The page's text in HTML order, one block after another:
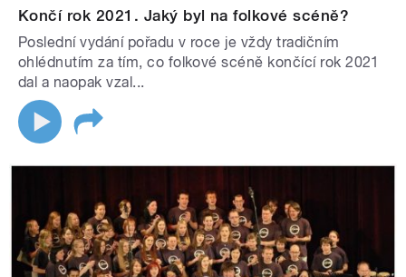
Končí rok 2021. Jaký byl na folkové scéně?
Poslední vydání pořadu v roce je vždy tradičním
ohlédnutím za tím, co folkové scéně končící rok 2021
dal a naopak vzal...